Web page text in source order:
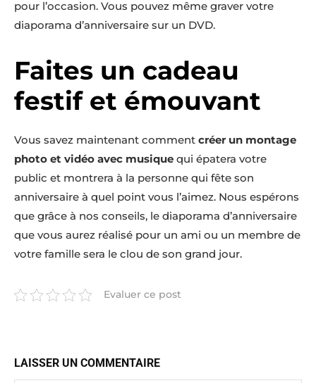
pour l’occasion. Vous pouvez même graver votre
diaporama d’anniversaire sur un DVD.
Faites un cadeau
festif et émouvant
Vous savez maintenant comment créer un montage
photo et vidéo avec musique qui épatera votre
public et montrera à la personne qui fête son
anniversaire à quel point vous l’aimez. Nous espérons
que grâce à nos conseils, le diaporama d’anniversaire
que vous aurez réalisé pour un ami ou un membre de
votre famille sera le clou de son grand jour.
Evaluer ce post
LAISSER UN COMMENTAIRE